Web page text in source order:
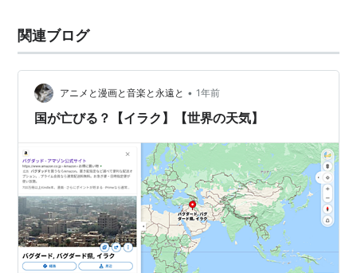
べき地の利を持っていた。
関連ブログ
アニメと漫画と音楽と永遠と • 1年前
国が亡びる？【イラク】【世界の天気】